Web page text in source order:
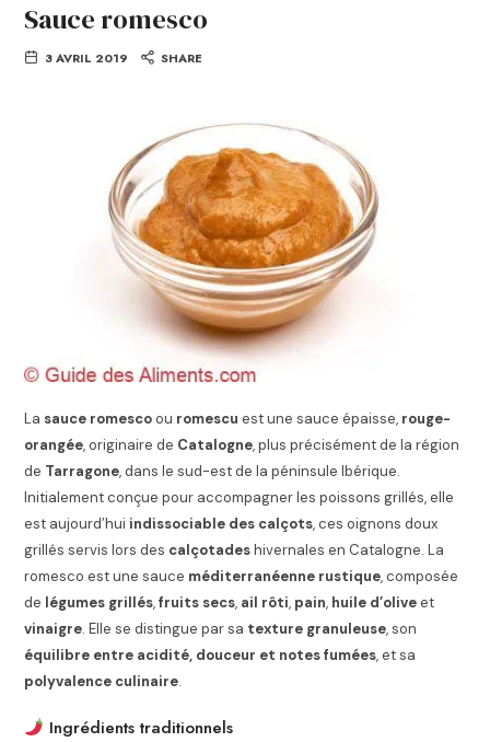
Sauce romesco
3 AVRIL 2019 SHARE
La sauce romescoou romescu est une sauce épaisse, rouge-
orangée, originaire de Catalogne, plus précisément de la région
de Tarragone, dans le sud-est de la péninsule Ibérique.
Initialement conçue pour accompagner les poissons grillés, elle
est aujourd’hui indissociable des calçots, ces oignons doux
grillés servis lors des calçotadeshivernales en Catalogne. La
romesco est une sauce méditerranéenne rustique, composée
de légumes grillés,fruits secs, ail rôti, pain, huile d’oliveet
vinaigre. Elle se distingue par sa texture granuleuse, son
équilibre entre acidité, douceur et notes fumées, et sa
polyvalence culinaire.
Ingrédients traditionnels